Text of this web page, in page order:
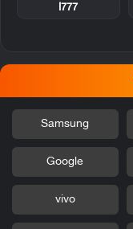
I777
Samsung
Google
vivo